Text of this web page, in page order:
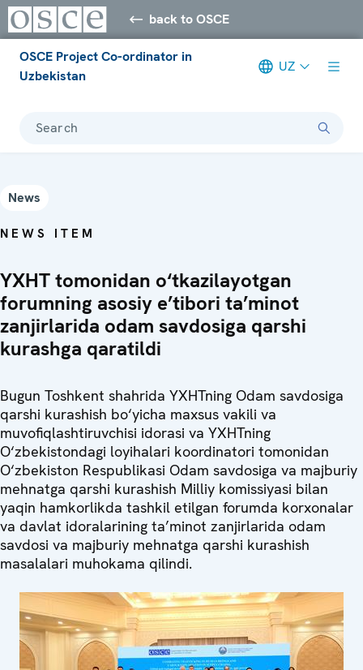
back to OSCE
OSCE Project Co-ordinator in
Uzbekistan
UZ
Search
News
NEWS ITEM
YXHT tomonidan o‘tkazilayotgan
forumning asosiy e’tibori ta’minot
zanjirlarida odam savdosiga qarshi
kurashga qaratildi
Bugun Toshkent shahrida YXHTning Odam savdosiga
qarshi kurashish bo‘yicha maxsus vakili va
muvofiqlashtiruvchisi idorasi va YXHTning
O‘zbekistondagi loyihalari koordinatori tomonidan
O‘zbekiston Respublikasi Odam savdosiga va majburiy
mehnatga qarshi kurashish Milliy komissiyasi bilan
yaqin hamkorlikda tashkil etilgan forumda korxonalar
va davlat idoralarining ta’minot zanjirlarida odam
savdosi va majburiy mehnatga qarshi kurashish
masalalari muhokama qilindi.